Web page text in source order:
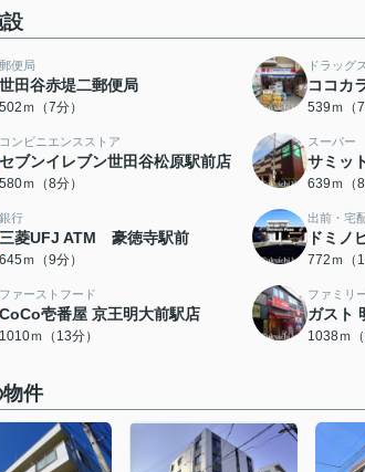
郵便局
世田谷赤堤二郵便局
502ｍ（7分）
ドラッグ
ココカ
539ｍ（7
コンビニエンスストア
セブンイレブン世田谷松原駅前店
580ｍ（8分）
スーパー
サミッ
639ｍ（8
銀行
三菱UFJ ATM 豪徳寺駅前
645ｍ（9分）
出前・宅
ドミノ
772ｍ（
ファーストフード
CoCo壱番屋 京王明大前駅店
1010ｍ（13分）
ファミリ
ガスト
1038ｍ（
件